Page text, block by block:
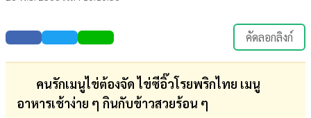
คัดลอกลิงก์
คนรักเมนูไข่ต้องจัด ไข่ซีอิ๊วโรยพริกไทย เมนู
อาหารเช้าง่าย ๆ กินกับข้าวสวยร้อน ๆ
บันเทิง
ตรวจ
หวย
ผล